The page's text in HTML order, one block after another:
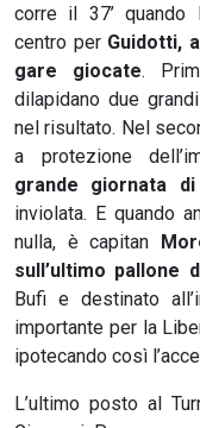
corre il 37’ quando
centro per Guidotti,
gare giocate.
dilapidano due
nel risultato. Nel
a protezione
grande giornata
inviolata. E quando
nulla, è capitan
sull’ultimo pallone
Bufi e destinato
importante per la
ipotecando così
L’ultimo posto al